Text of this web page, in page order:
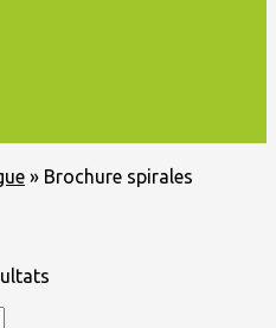
» Brochure spirales